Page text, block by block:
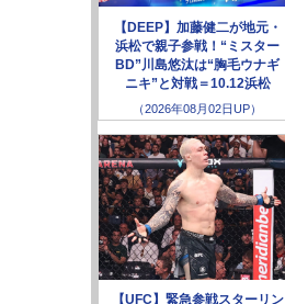
【DEEP】加藤健二が地元・
浜松で親子参戦！“ミスター
BD”川島悠汰は“胸毛ウナギ
ニキ”と対戦＝10.12浜松
（2026年08月02日UP）
【UFC】緊急参戦スターリン